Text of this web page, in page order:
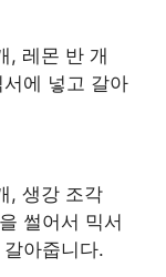
, 레몬 반 개
에 넣고 갈아
, 생강 조각
썰어서 믹서
아줍니다.